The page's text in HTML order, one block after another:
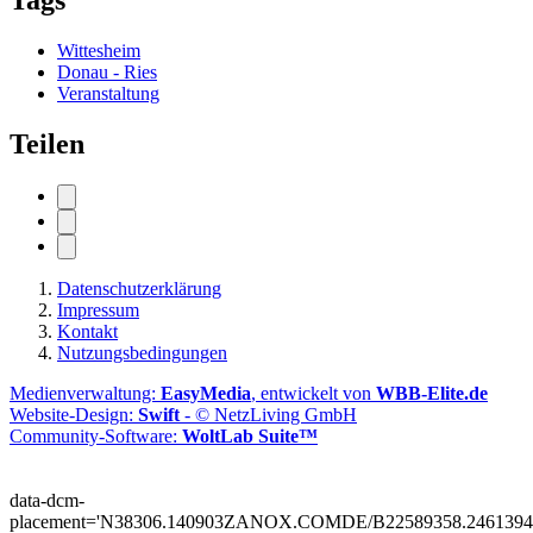
Wittesheim
Donau - Ries
Veranstaltung
Teilen
Datenschutzerklärung
Impressum
Kontakt
Nutzungsbedingungen
Medienverwaltung: EasyMedia, entwickelt von WBB-Elite.de
Website-Design: Swift - © NetzLiving GmbH
Community-Software: WoltLab Suite™
data-dcm-
placement='N38306.140903ZANOX.COMDE/